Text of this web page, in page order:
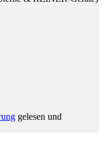
gelesen und